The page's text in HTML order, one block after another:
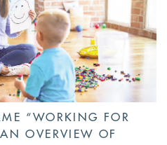
“WORKING FOR
OVERVIEW OF